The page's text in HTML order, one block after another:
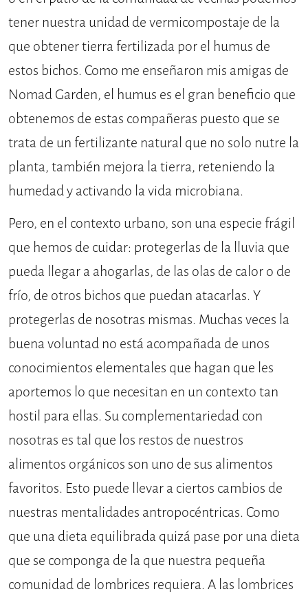
tener nuestra unidad de vermicompostaje de la
que obtener tierra fertilizada por el humus de
estos bichos. Como me enseñaron mis amigas de
Nomad Garden, el humus es el gran beneficio que
obtenemos de estas compañeras puesto que se
trata de un fertilizante natural que no solo nutre la
planta, también mejora la tierra, reteniendo la
humedad y activando la vida microbiana.
Pero, en el contexto urbano, son una especie frágil
que hemos de cuidar: protegerlas de la lluvia que
pueda llegar a ahogarlas, de las olas de calor o de
frío, de otros bichos que puedan atacarlas. Y
protegerlas de nosotras mismas. Muchas veces la
buena voluntad no está acompañada de unos
conocimientos elementales que hagan que les
aportemos lo que necesitan en un contexto tan
hostil para ellas. Su complementariedad con
nosotras es tal que los restos de nuestros
alimentos orgánicos son uno de sus alimentos
favoritos. Esto puede llevar a ciertos cambios de
nuestras mentalidades antropocéntricas. Como
que una dieta equilibrada quizá pase por una dieta
que se componga de la que nuestra pequeña
comunidad de lombrices requiera. A las lombrices